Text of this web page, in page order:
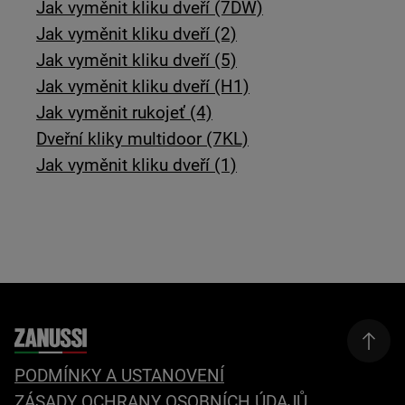
Jak vyměnit kliku dveří (7DW)
Jak vyměnit kliku dveří (2)
Jak vyměnit kliku dveří (5)
Jak vyměnit kliku dveří (H1)
Jak vyměnit rukojeť (4)
Dveřní kliky multidoor (7KL)
Jak vyměnit kliku dveří (1)
PODMÍNKY A USTANOVENÍ